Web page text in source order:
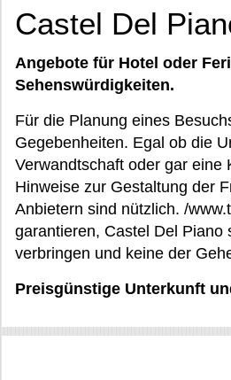
Castel Del
Angebote für Hotel oder
Sehenswürdigkeiten.
Für die Planung eines
Gegebenheiten. Egal ob die
Verwandtschaft oder gar eine
Hinweise zur Gestaltung der
Anbietern sind nützlich. /
garantieren, Castel Del Piano
verbringen und keine der
Preisgünstige Unterkunft